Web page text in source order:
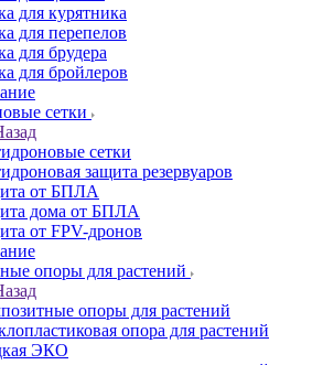
для курятника
для перепелов
для брудера
для бройлеров
сетки
сетки
защита резервуаров
от БПЛА
дома от БПЛА
от FPV-дронов
опоры для растений
опоры для растений
опора для растений
ЭКО